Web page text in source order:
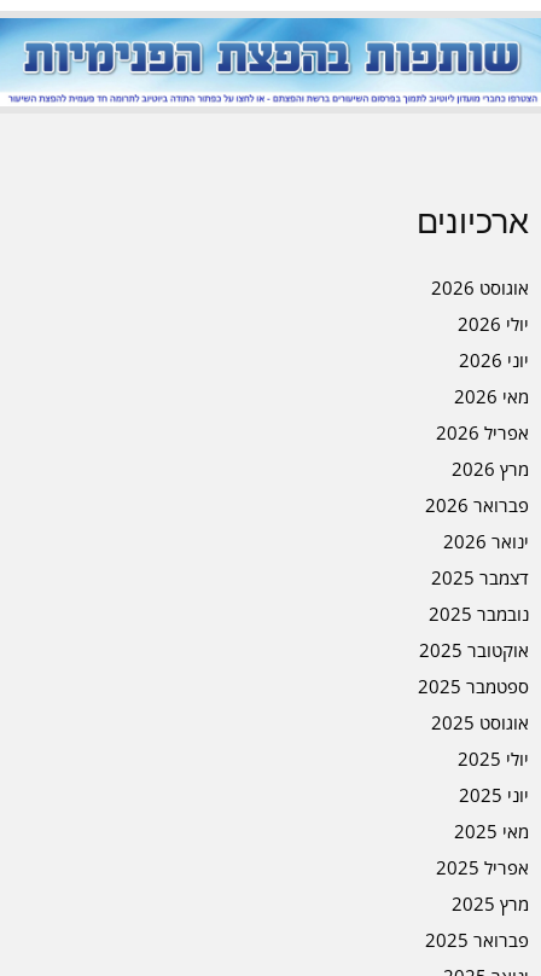
ארכיונים
אוגוסט 2026
יולי 2026
יוני 2026
מאי 2026
אפריל 2026
מרץ 2026
פברואר 2026
ינואר 2026
דצמבר 2025
נובמבר 2025
אוקטובר 2025
ספטמבר 2025
אוגוסט 2025
יולי 2025
יוני 2025
מאי 2025
אפריל 2025
מרץ 2025
פברואר 2025